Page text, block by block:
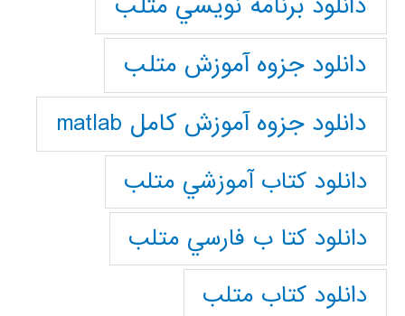
دانلود جزوه آموزش متلب
دانلود جزوه آموزش کامل matlab
دانلود كتاب آموزشي متلب
دانلود كتا ب فارسي متلب
دانلود كتاب متلب